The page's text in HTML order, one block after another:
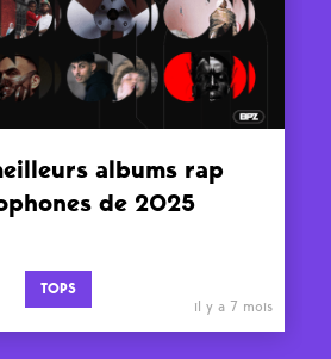
albums rap
de 2025
TOPS
il y a 7 mois